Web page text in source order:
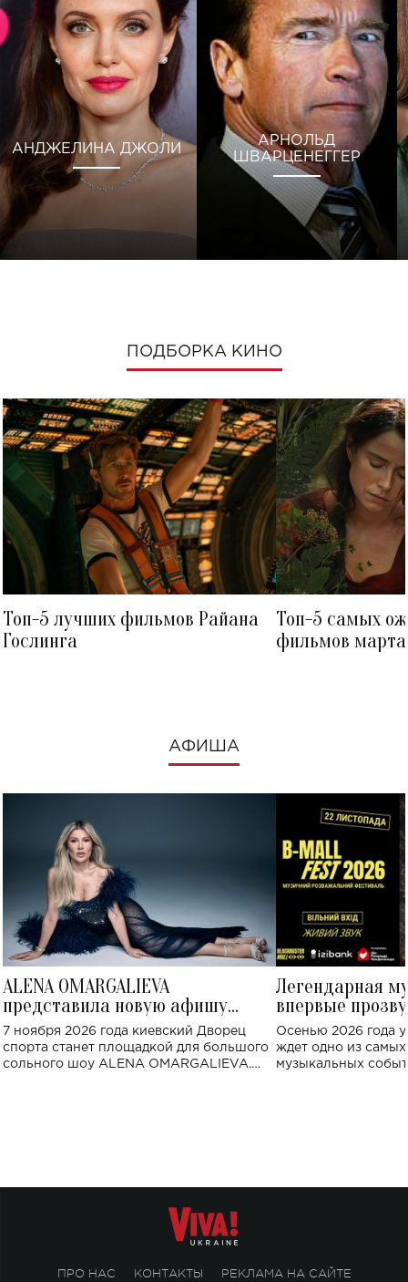
АНДЖЕЛИНА ДЖОЛИ
АРНОЛЬД
ШВАРЦЕНЕГГЕР
ПОДБОРКА КИНО
Топ-5 лучших фильмов Райана
Гослинга
Топ-5 самых
фильмов
АФИША
ALENA OMARGALIEVA
представила новую афишу
большого концерта во Дворце
спорта
7 ноября 2026 года киевский Дворец
спорта станет площадкой для большого
сольного шоу ALENA OMARGALIEVA.
Легендарная
впервые
Украине: где
Осенью 2026 года
ждет одно из
музыкальных
ПРО НАС КОНТАКТЫ РЕКЛАМА НА САЙТЕ